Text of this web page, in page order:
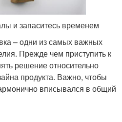
и запаситесь временем
– одни из самых важных
Прежде чем приступить к
решение относительно
продукта. Важно, чтобы
вписывался в общий